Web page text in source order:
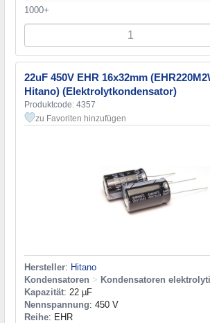
1000+
22uF 450V EHR 16x32mm
Hitano) (Elektrolytkondensator)
Produktcode: 4357
zu Favoriten hinzufügen
Hersteller: Hitano
Kondensatoren > Kondensatoren
Kapazität: 22 µF
Nennspannung: 450 V
Reihe: EHR